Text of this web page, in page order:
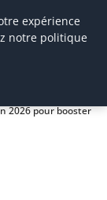
2026 pour booster
expérience
notre politique